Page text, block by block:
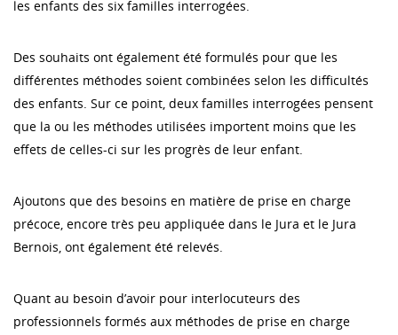
les enfants des six familles interrogées.
Des souhaits ont également été formulés pour que les
différentes méthodes soient combinées selon les difficultés
des enfants. Sur ce point, deux familles interrogées pensent
que la ou les méthodes utilisées importent moins que les
effets de celles-ci sur les progrès de leur enfant.
Ajoutons que des besoins en matière de prise en charge
précoce, encore très peu appliquée dans le Jura et le Jura
Bernois, ont également été relevés.
Quant au besoin d’avoir pour interlocuteurs des
professionnels formés aux méthodes de prise en charge